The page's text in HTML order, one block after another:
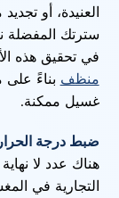
العنيدة، أو
سترتك المفضلة
في تحقيق هذه
منظف بناءً
غسيل ممكنة.
ضبط درجة
هناك عدد لا
التجارية في